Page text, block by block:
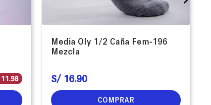
11.98
Media Oly 1/2 Caña Fem-196
Mezcla
S/ 16.90
COMPRAR